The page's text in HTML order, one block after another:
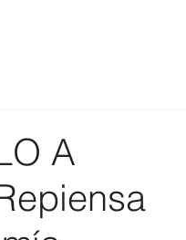
A